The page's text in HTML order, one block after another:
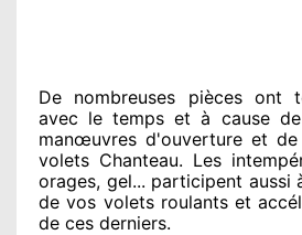
De nombreuses pièces ont
avec le temps et à causede
manœuvres d'ouverture et
volets Chanteau. Les
orages, gel... participent aussi
de vos volets roulants et
de ces derniers.